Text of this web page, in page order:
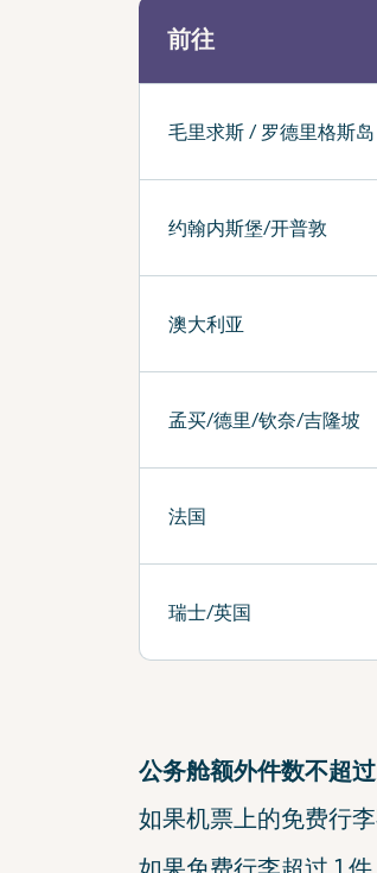
前往
毛里求斯 / 罗德里格斯
约翰内斯堡/开普敦
澳大利亚
孟买/德里/钦奈/吉隆坡
法国
瑞士/英国
公务舱额外件数不超
如果机票上的免费行